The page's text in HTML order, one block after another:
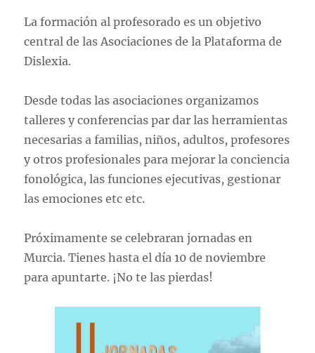
La formación al profesorado es un objetivo
central de las Asociaciones de la Plataforma de
Dislexia.
Desde todas las asociaciones organizamos
talleres y conferencias par dar las herramientas
necesarias a familias, niños, adultos, profesores
y otros profesionales para mejorar la conciencia
fonológica, las funciones ejecutivas, gestionar
las emociones etc etc.
Próximamente se celebraran jornadas en
Murcia. Tienes hasta el día 10 de noviembre
para apuntarte. ¡No te las pierdas!